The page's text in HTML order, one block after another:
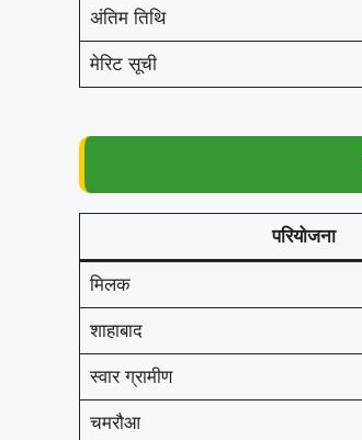
अंतिम तिथि
मेरिट सूची
परियोजना
मिलक
शाहाबाद
स्वार ग्रामीण
चमरौआ